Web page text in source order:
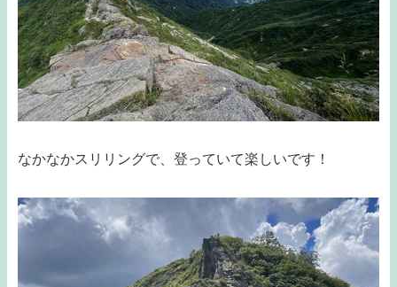
なかなかスリリングで、登っていて楽しいです！